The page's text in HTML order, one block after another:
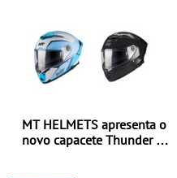
MT HELMETS apresenta o
novo capacete Thunder 4 R